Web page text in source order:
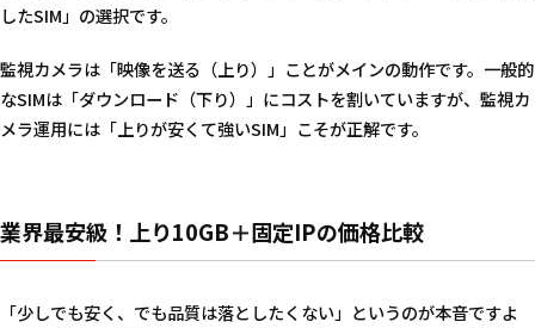
したSIM」の選択です。
監視カメラは「映像を送る（上り）」ことがメインの動作です。一般的
なSIMは「ダウンロード（下り）」にコストを割いていますが、監視カ
メラ運用には「上りが安くて強いSIM」こそが正解です。
業界最安級！上り10GB＋固定IPの価格比較
「少しでも安く、でも品質は落としたくない」というのが本音ですよ